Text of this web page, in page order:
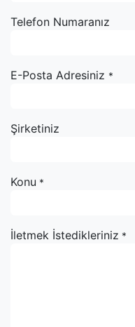
Telefon Numaranız
E-Posta Adresiniz *
Şirketiniz
Konu *
İletmek İstedikleriniz *